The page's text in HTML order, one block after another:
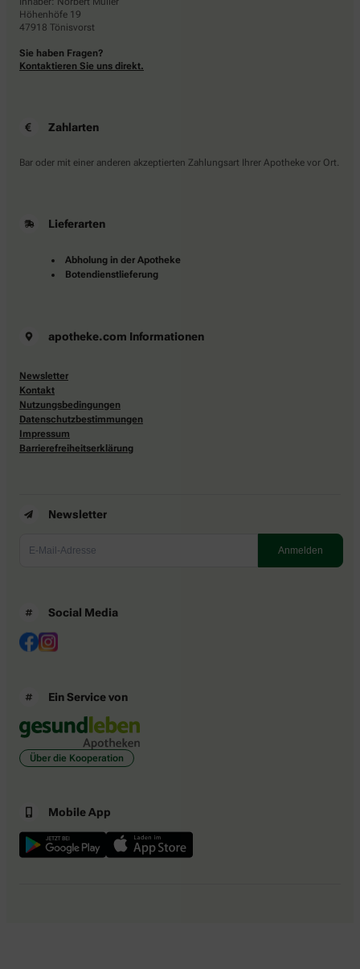
Höhenhöfe 19
47918 Tönisvorst
Sie haben Fragen?
Kontaktieren Sie uns direkt.
Zahlarten
Bar oder mit einer anderen akzeptierten Zahlungsart Ihrer Apotheke vor Ort.
Lieferarten
Abholung in der Apotheke
Botendienstlieferung
apotheke.com Informationen
Newsletter
Kontakt
Nutzungsbedingungen
Datenschutzbestimmungen
Impressum
Barrierefreiheitserklärung
Newsletter
Social Media
Ein Service von
Über die Kooperation
Mobile App